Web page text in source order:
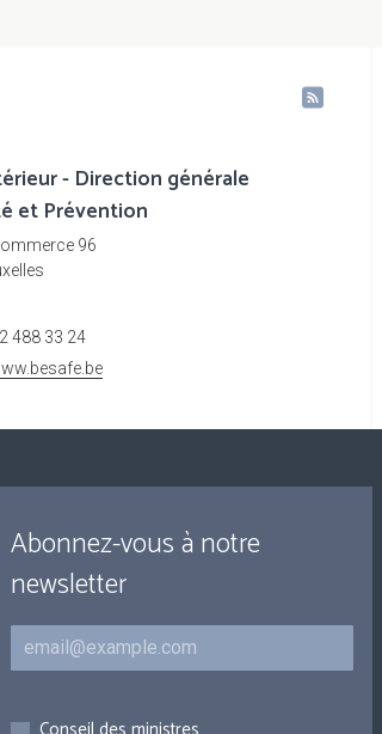
- Direction générale
et Prévention
96
488 33 24
Abonnez-vous à notre
newsletter
Courriel
Inscriptions